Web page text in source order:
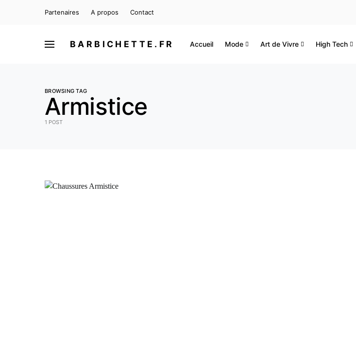
Partenaires A propos Contact
BARBICHETTE.FR Accueil Mode Art de Vivre High Tech
BROWSING TAG
Armistice
1 POST